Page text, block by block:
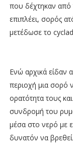
που δέχτηκαν από
επιπλέει, σορός
μετέδωσε το
Ενώ αρχικά είδαν
περιοχή μια σορό
ορατότητα τους
συνδρομή του
μέσα στο νερό με
δυνατόν να βρεθεί.